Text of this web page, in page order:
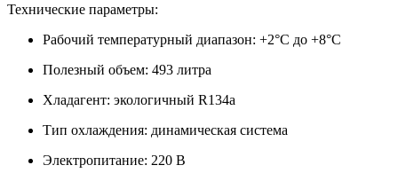
Технические параметры:
Рабочий температурный диапазон: +2°C до +8°C
Полезный объем: 493 литра
Хладагент: экологичный R134a
Тип охлаждения: динамическая система
Электропитание: 220 В